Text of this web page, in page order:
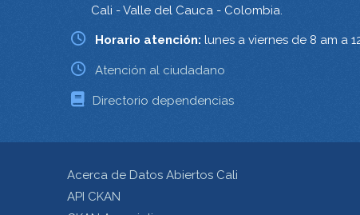
Cali - Valle del Cauca - Colombia.
Horario atención: lunes a viernes de 8 am a
Atención al ciudadano
Directorio dependencias
Acerca de Datos Abiertos Cali
API CKAN